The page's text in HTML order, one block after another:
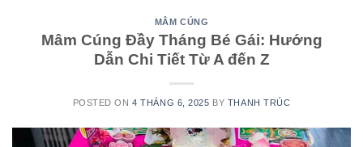
MÂM CÚNG
Mâm Cúng Đầy Tháng Bé Gái: Hướng
Dẫn Chi Tiết Từ A đến Z
POSTED ON4 THÁNG 6, 2025 BY THANH TRÚC